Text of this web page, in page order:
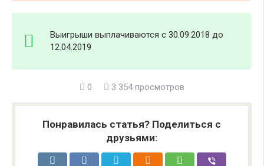
Выигрыши выплачиваются с 30.09.2018 до
12.04.2019
0 3 354 просмотров
Понравилась статья? Поделиться с
друзьями: